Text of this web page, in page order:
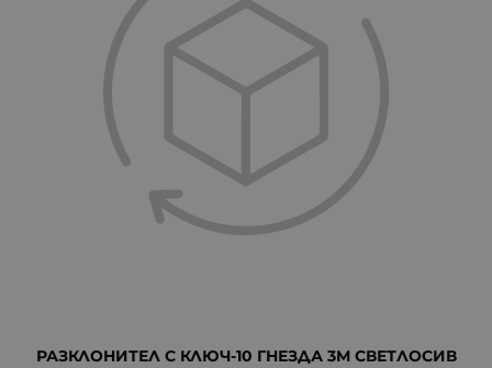
РАЗКЛОНИТЕЛ С КЛЮЧ-10 ГНЕЗДА 3М СВЕТЛОСИВ